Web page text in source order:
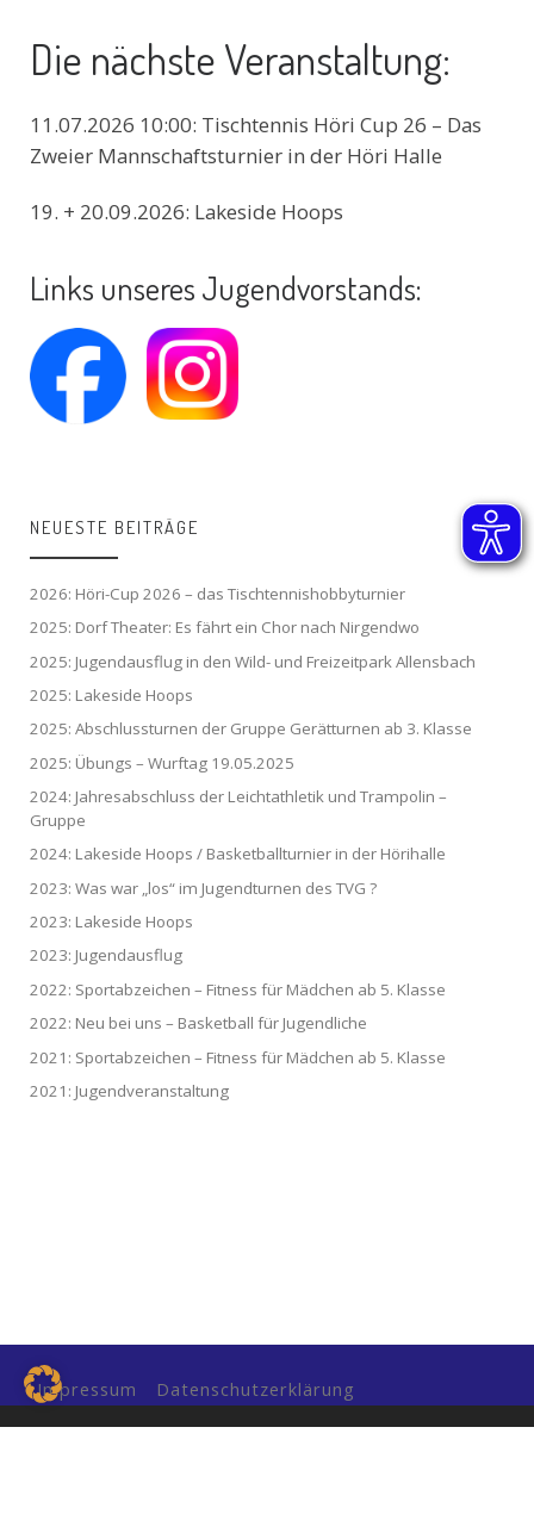
Die nächste Veranstaltung:
11.07.2026 10:00: Tischtennis Höri Cup 26 – Das
Zweier Mannschaftsturnier in der Höri Halle
19. + 20.09.2026: Lakeside Hoops
Links unseres Jugendvorstands:
NEUESTE BEITRÄGE
2026: Höri-Cup 2026 – das Tischtennishobbyturnier
2025: Dorf Theater: Es fährt ein Chor nach Nirgendwo
2025: Jugendausflug in den Wild- und Freizeitpark Allensbach
2025: Lakeside Hoops
2025: Abschlussturnen der Gruppe Gerätturnen ab 3. Klasse
2025: Übungs – Wurftag 19.05.2025
2024: Jahresabschluss der Leichtathletik und Trampolin –
Gruppe
2024: Lakeside Hoops / Basketballturnier in der Hörihalle
2023: Was war „los“ im Jugendturnen des TVG ?
2023: Lakeside Hoops
2023: Jugendausflug
2022: Sportabzeichen – Fitness für Mädchen ab 5. Klasse
2022: Neu bei uns – Basketball für Jugendliche
2021: Sportabzeichen – Fitness für Mädchen ab 5. Klasse
2021: Jugendveranstaltung
Impressum Datenschutzerklärung